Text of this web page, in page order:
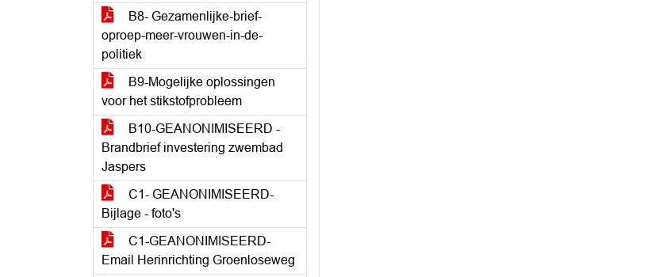
B8- Gezamenlijke-brief-
oproep-meer-vrouwen-in-de-
politiek
B9-Mogelijke oplossingen
voor het stikstofprobleem
B10-GEANONIMISEERD -
Brandbrief investering zwembad
Jaspers
C1- GEANONIMISEERD-
Bijlage - foto's
C1-GEANONIMISEERD-
Email Herinrichting Groenloseweg